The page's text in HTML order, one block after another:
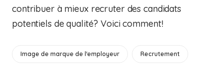
contribuer à mieux recruter des candidats
potentiels de qualité? Voici comment!
Image de marque de l'employeur Recrutement